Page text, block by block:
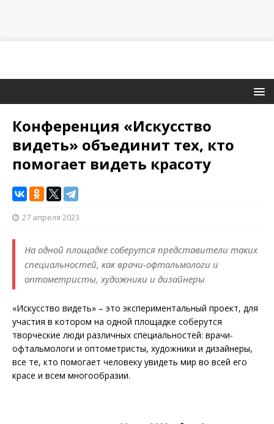
Конференция «Искусство
видеть» объединит тех, кто
помогает видеть красоту
27 апреля 2023
На одной площадке соберутся представители таких
специальностей, как врачи-офтальмологи и
оптометристы, художники и дизайнеры
«Искусство видеть» – это экспериментальный проект, для
участия в котором на одной площадке соберутся
творческие люди различных специальностей: врачи-
офтальмологи и оптометристы, художники и дизайнеры,
все те, кто помогает человеку увидеть мир во всей его
красе и всем многообразии.